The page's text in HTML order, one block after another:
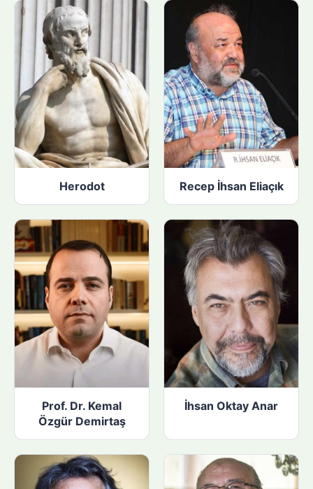
Herodot Recep İhsan Eliaçık
Prof. Dr. Kemal
Özgür Demirtaş
İhsan Oktay Anar